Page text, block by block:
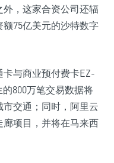
，这家合资公司还辐
75亿美元的沙特数字
与商业预付费卡EZ-
800万笔交易数据将
交通；同时，阿里云
项目，并将在马来西